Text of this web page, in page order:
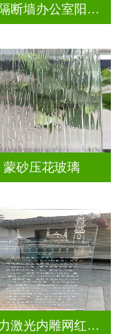
玄关隔断墙办公室阳台挡门玻璃背景墙
蒙砂压花玻璃
亚克力激光内雕网红打卡背景